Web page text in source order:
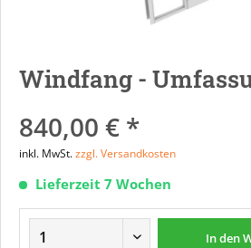
Windfang -
840,00 € *
inkl. MwSt.zzgl. Versandkosten
Lieferzeit 7 Wochen
In den